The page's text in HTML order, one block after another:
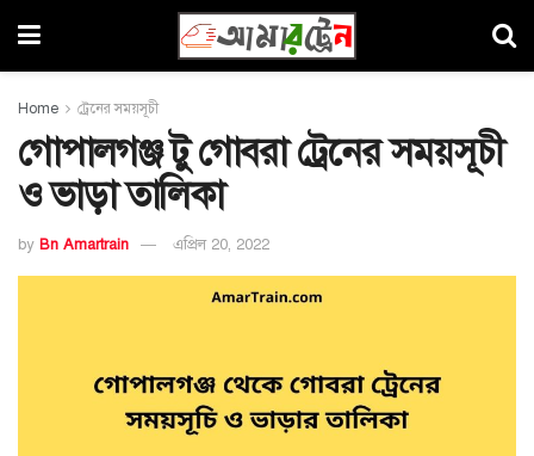
Home ট্রেনের সময়সূচী
গোপালগঞ্জ টু গোবরা ট্রেনের সময়সূচী
ও ভাড়া তালিকা
by Bn Amartrain এপ্রিল 20, 2022